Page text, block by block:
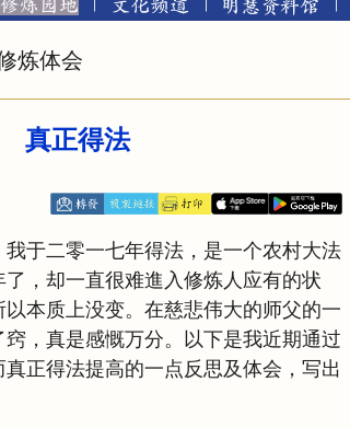
炼体会
真正得法
我于二零一七年得法，是一个农村大法
，却一直很难進入修炼人应有的状
本质上没变。在慈悲伟大的师父的一
，真是感慨万分。以下是我近期通过
正得法提高的一点反思及体会，写出